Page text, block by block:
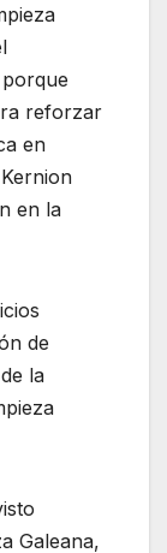
reforzar
en
en la
de
la
Galeana,